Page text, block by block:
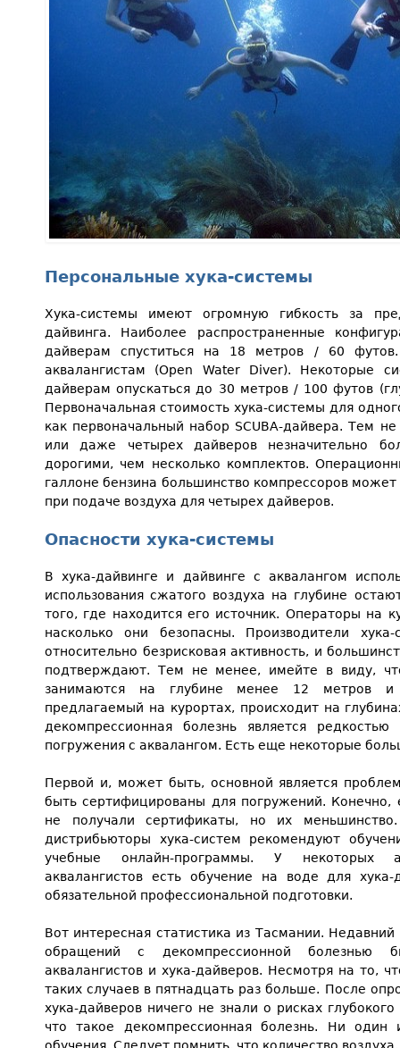
Персональные хука-системы
Хука-системы имеют огромную гибкость за
дайвинга. Наиболее распространенные
дайверам спуститься на 18 метров / 60 футов.
аквалангистам (Open Water Diver). Некоторые
дайверам опускаться до 30 метров / 100 футов
Первоначальная стоимость хука-системы для
как первоначальный набор SCUBA-дайвера. Тем
или даже четырех дайверов незначительно
дорогими, чем несколько комплектов.
галлоне бензина большинство компрессоров может
при подаче воздуха для четырех дайверов.
Опасности хука-системы
В хука-дайвинге и дайвинге с аквалангом
использования сжатого воздуха на глубине
того, где находится его источник. Операторы на
насколько они безопасны. Производители
относительно безрисковая активность, и
подтверждают. Тем не менее, имейте в виду,
занимаются на глубине менее 12 метров и
предлагаемый на курортах, происходит на
декомпрессионная болезнь является
погружения с аквалангом. Есть еще некоторые
Первой и, может быть, основной является
быть сертифицированы для погружений. Конечно,
не получали сертификаты, но их
дистрибьюторы хука-систем рекомендуют
учебные онлайн-программы. У некоторых
аквалангистов есть обучение на воде для
обязательной профессиональной подготовки.
Вот интересная статистика из Тасмании. Недавний
обращений с декомпрессионной болезнью
аквалангистов и хука-дайверов. Несмотря на то,
таких случаев в пятнадцать раз больше. После
хука-дайверов ничего не знали о рисках
что такое декомпрессионная болезнь. Ни один